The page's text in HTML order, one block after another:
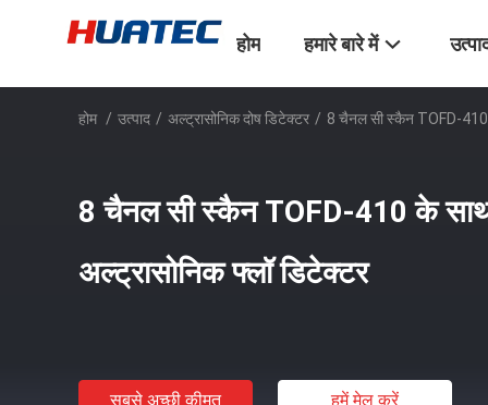
होम हमारे बारे में
होम / उत्पाद / अल्ट्रासोनिक दोष डिटेक्टर / 8 चैनल सी स्कैन TOFD-410
8 चैनल सी स्कैन TOFD-410 के
अल्ट्रासोनिक फ्लॉ डिटेक्टर
सबसे अच्छी कीमत हमें मेल करें